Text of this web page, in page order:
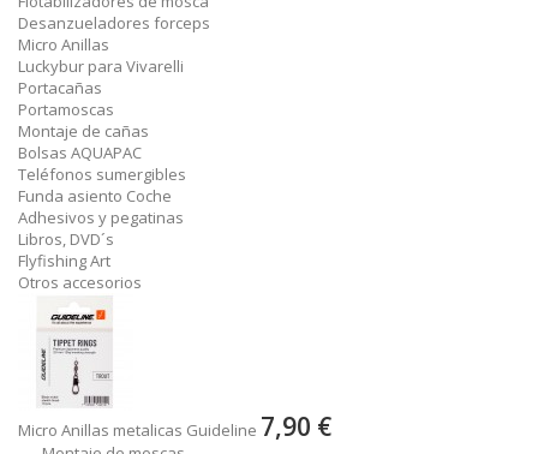
Desanzueladores forceps
Micro Anillas
Luckybur para Vivarelli
Portacañas
Portamoscas
Montaje de cañas
Bolsas AQUAPAC
Teléfonos sumergibles
Funda asiento Coche
Adhesivos y pegatinas
Libros, DVD´s
Flyfishing Art
Otros accesorios
Micro Anillas metalicas Guideline 7,90 €